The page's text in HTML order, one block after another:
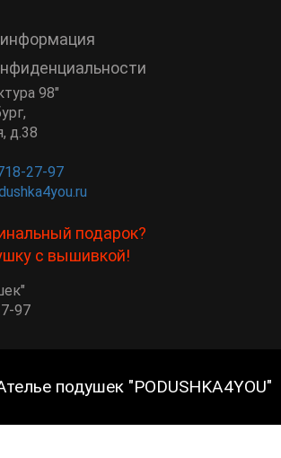
98"
,
д.38
27-97
подарок?
с вышивкой!
97
подушек "PODUSHKA4YOU"